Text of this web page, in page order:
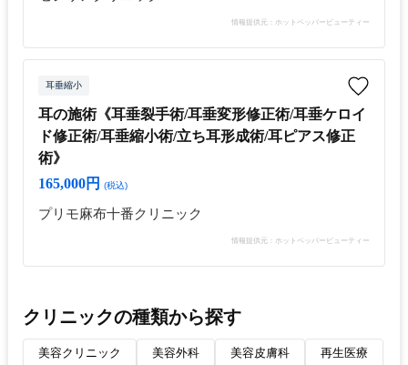
情報提供元：ホットペッパービューティー
耳垂縮小
耳の施術《耳垂裂手術/耳垂変形修正術/耳垂ケロイ
ド修正術/耳垂縮小術/立ち耳形成術/耳ピアス修正
術》
165,000円
(税込)
プリモ麻布十番クリニック
情報提供元：ホットペッパービューティー
クリニックの種類から探す
美容クリニック 美容外科 美容皮膚科 再生医療